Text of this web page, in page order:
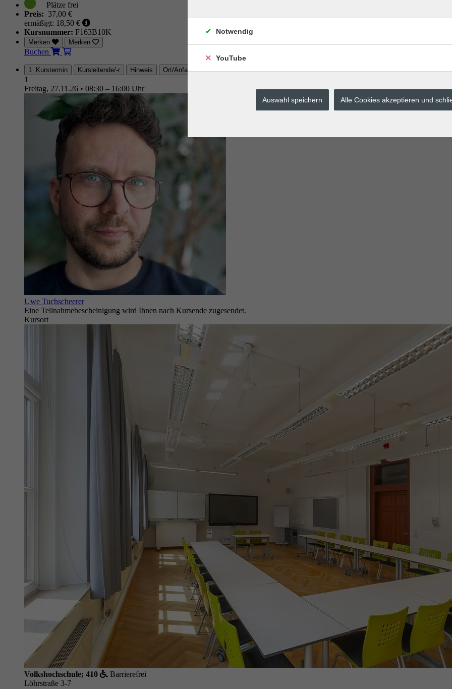
Preis: 37,00 €
ermäßigt: 18,50 €
Kursnummer: F163B10K
Merken Merken
Buchen
1 Kurstermin Kursleitende/-r Hinweis Ort/Anfahrt
1
Freitag, 27.11.26 • 08:30 – 16:00 Uhr
Uwe Tuchscheerer
Eine Teilnahmebescheinigung wird Ihnen nach Kursende zugesendet.
Kursort
Volkshochschule; 410
Barrierefrei
Löhrstraße 3-7
Notwendig
YouTube
Auswahl speichern Alle Cookies akzeptieren und